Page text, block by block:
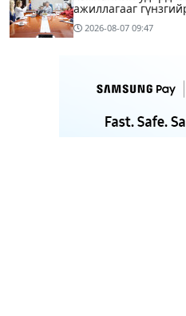
ажиллагааг
2026-08-07 09:47
Улаанбаатарт 29
2 цагийн өмнө